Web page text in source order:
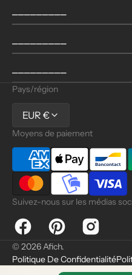
Pays/région
EUR €
Moyens de paiement
Suivez-nous sur les médias
Facebook Pinterest Instagram
© 2026Afich.
Politique De Confidentialité
Politique De Remboursement